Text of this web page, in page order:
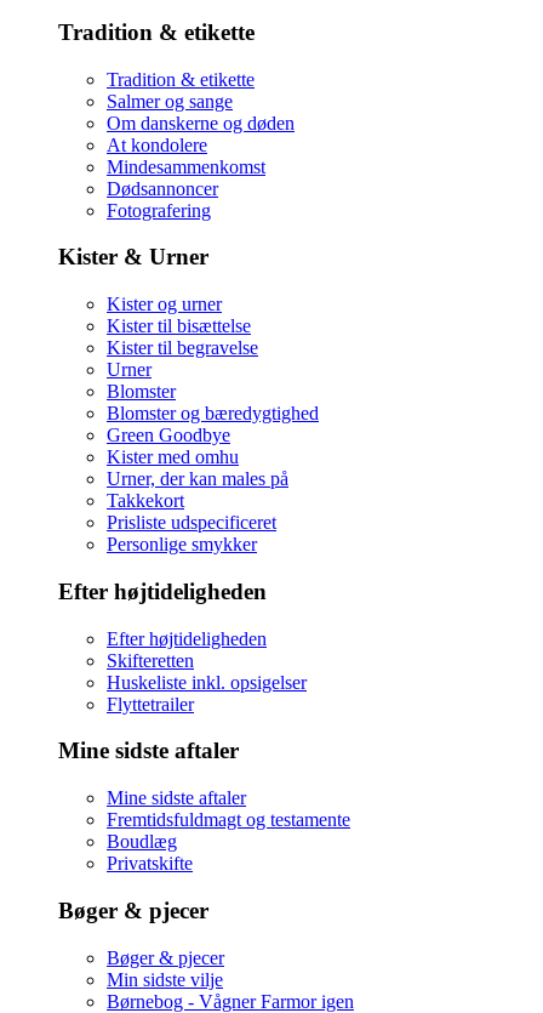
Tradition & etikette
Tradition & etikette
Salmer og sange
Om danskerne og døden
At kondolere
Mindesammenkomst
Dødsannoncer
Fotografering
Kister & Urner
Kister og urner
Kister til bisættelse
Kister til begravelse
Urner
Blomster
Blomster og bæredygtighed
Green Goodbye
Kister med omhu
Urner, der kan males på
Takkekort
Prisliste udspecificeret
Personlige smykker
Efter højtideligheden
Efter højtideligheden
Skifteretten
Huskeliste inkl. opsigelser
Flyttetrailer
Mine sidste aftaler
Mine sidste aftaler
Fremtidsfuldmagt og testamente
Boudlæg
Privatskifte
Bøger & pjecer
Bøger & pjecer
Min sidste vilje
Børnebog - Vågner Farmor igen